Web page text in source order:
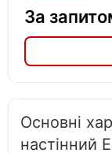
За
Основні
настінний